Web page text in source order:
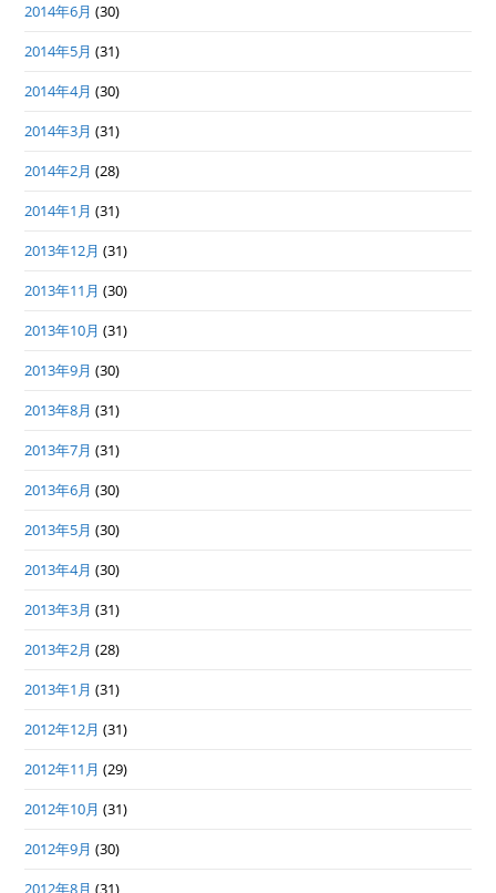
2014年6月 (30)
2014年5月 (31)
2014年4月 (30)
2014年3月 (31)
2014年2月 (28)
2014年1月 (31)
2013年12月 (31)
2013年11月 (30)
2013年10月 (31)
2013年9月 (30)
2013年8月 (31)
2013年7月 (31)
2013年6月 (30)
2013年5月 (30)
2013年4月 (30)
2013年3月 (31)
2013年2月 (28)
2013年1月 (31)
2012年12月 (31)
2012年11月 (29)
2012年10月 (31)
2012年9月 (30)
2012年8月 (31)